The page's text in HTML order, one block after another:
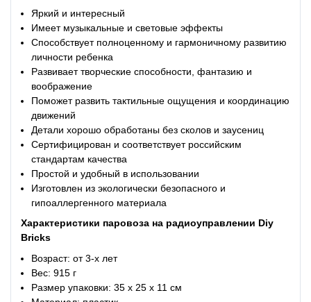
Яркий и интересный
Имеет музыкальные и световые эффекты
Способствует полноценному и гармоничному развитию
личности ребенка
Развивает творческие способности, фантазию и
воображение
Поможет развить тактильные ощущения и координацию
движений
Детали хорошо обработаны без сколов и заусениц
Сертифицирован и соответствует российским
стандартам качества
Простой и удобный в использовании
Изготовлен из экологически безопасного и
гипоаллергенного материала
Характеристики паровоза на радиоуправлении Diy
Bricks
Возраст: от 3-х лет
Вес: 915 г
Размер упаковки: 35 х 25 х 11 см